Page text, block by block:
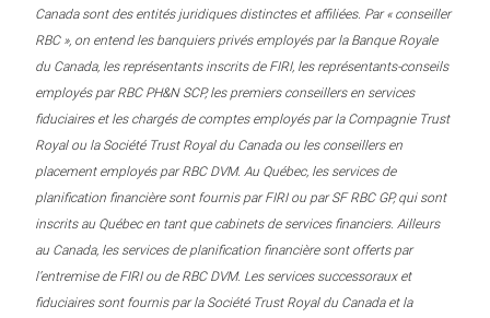
Canada sont des entités juridiques distinctes et affiliées. Par « conseiller
RBC », on entend les banquiers privés employés par la Banque Royale
du Canada, les représentants inscrits de FIRI, les représentants-conseils
employés par RBC PH&N SCP, les premiers conseillers en services
fiduciaires et les chargés de comptes employés par la Compagnie Trust
Royal ou la Société Trust Royal du Canada ou les conseillers en
placement employés par RBC DVM. Au Québec, les services de
planification financière sont fournis par FIRI ou par SF RBC GP, qui sont
inscrits au Québec en tant que cabinets de services financiers. Ailleurs
au Canada, les services de planification financière sont offerts par
l’entremise de FIRI ou de RBC DVM. Les services successoraux et
fiduciaires sont fournis par la Société Trust Royal du Canada et la